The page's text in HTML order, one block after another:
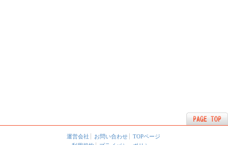
運営会社 お問い合わせ
TOPページ